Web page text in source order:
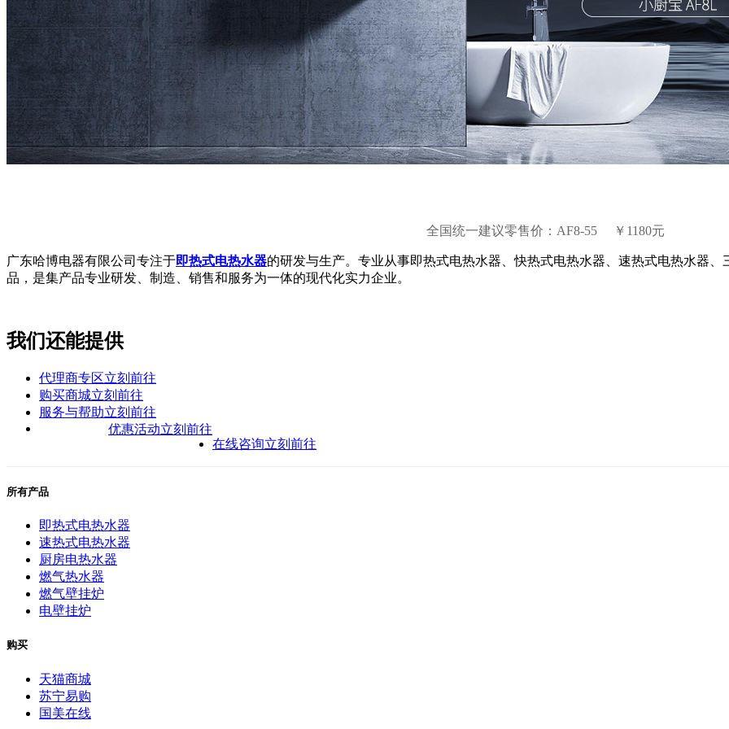
全国统一建议零售价：AF8-55 ￥1180元
广东哈博电器有限公司专注于即热式电热水器的研发与生产。专业从事即热式电热水器、快热式电热水器、速热式电热水器
品，是集产品专业研发、制造、销售和服务为一体的现代化实力企业。
我们还能提供
代理商专区立刻前往
购买商城立刻前往
服务与帮助立刻前往
优惠活动立刻前往
在线咨询立刻前往
所有产品
即热式电热水器
速热式电热水器
厨房电热水器
燃气热水器
燃气壁挂炉
电壁挂炉
购买
天猫商城
苏宁易购
国美在线